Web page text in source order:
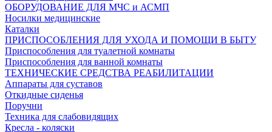
ОБОРУДОВАНИЕ ДЛЯ МЧС и АСМП
Носилки медицинские
Каталки
ПРИСПОСОБЛЕНИЯ ДЛЯ УХОДА И ПОМОЩИ В БЫТУ
Приспособления для туалетной комнаты
Приспособления для ванной комнаты
ТЕХНИЧЕСКИЕ СРЕДСТВА РЕАБИЛИТАЦИИ
Аппараты для суставов
Откидные сиденья
Поручни
Техника для слабовидящих
Кресла - коляски